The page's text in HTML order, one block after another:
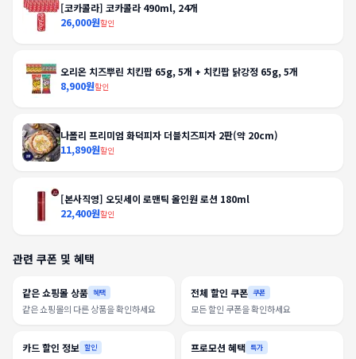
[코카콜라] 코카콜라 490ml, 24개
26,000원할인
오리온 치즈뿌린 치킨팝 65g, 5개 + 치킨팝 닭강정 65g, 5개
8,900원할인
나폴리 프리미엄 화덕피자 더블치즈피자 2판(약 20cm)
11,890원할인
[본사직영] 오딧세이 로맨틱 올인원 로션 180ml
22,400원할인
관련 쿠폰 및 혜택
같은 쇼핑몰 상품 혜택
같은 쇼핑몰의 다른 상품을 확인하세요
전체 할인 쿠폰 쿠폰
모든 할인 쿠폰을 확인하세요
카드 할인 정보 할인 프로모션 혜택 특가